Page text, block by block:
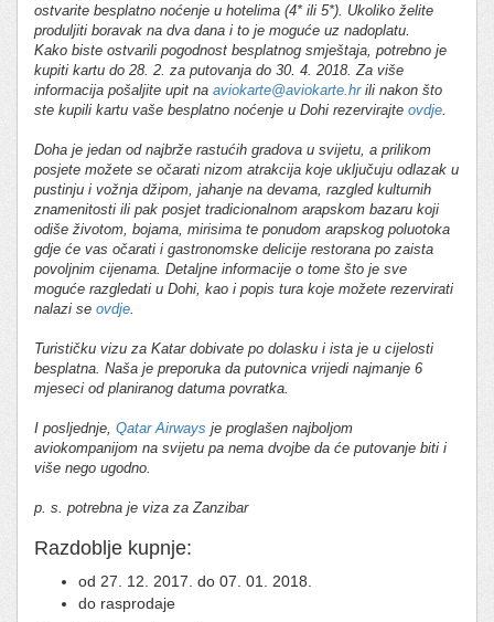
ostvarite besplatno noćenje u hotelima (4* ili 5*). Ukoliko želite
produljiti boravak na dva dana i to je moguće uz nadoplatu.
Kako biste ostvarili pogodnost besplatnog smještaja, potrebno je
kupiti kartu do 28. 2. za putovanja do 30. 4. 2018. Za više
informacija pošaljite upit na aviokarte@aviokarte.hrili nakon što
ste kupili kartu vaše besplatno noćenje u Dohi rezervirajte ovdje
Doha je jedan od najbrže rastućih gradova u svijetu, a prilikom
posjete možete se očarati nizom atrakcija koje uključuju odlazak u
pustinju i vožnja džipom, jahanje na devama, razgled kulturnih
znamenitosti ili pak posjet tradicionalnom arapskom bazaru koji
odiše životom, bojama, mirisima te ponudom arapskog poluotoka
gdje će vas očarati i gastronomske delicije restorana po zaista
povoljnim cijenama. Detaljne informacije o tome što je sve
moguće razgledati u Dohi, kao i popis tura koje možete rezervirati
nalazi se ovdje
Turističku vizu za Katar dobivate po dolasku i ista je u cijelosti
besplatna. Naša je preporuka da putovnica vrijedi najmanje 6
mjeseci od planiranog datuma povratka.
I posljednje, Qatar Airways je proglašen najboljom
aviokompanijom na svijetu pa nema dvojbe da će putovanje biti i
više nego ugodno.
p. s. potrebna je viza za Zanzibar
Razdoblje kupnje:
od 27. 12. 2017. do 07. 01. 2018.
do rasprodaje